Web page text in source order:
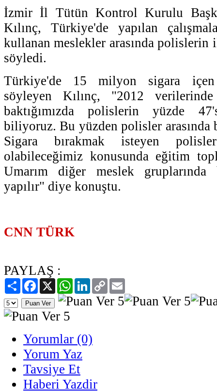
İzmir İl Tütün Kontrol Kurulu
Kılınç, Türkiye'de yapılan
kullanan meslekler arasında polislerin
söyledi.
Türkiye'de 15 milyon sigara içen
söyleyen Kılınç, "2012
baktığımızda polislerin yüzde
biliyoruz. Bu yüzden polisler arasında
Sigara bırakmak isteyen
olabileceğimiz konusunda eğitim
Umarım diğer meslek gruplarında
yapılır" diye konuştu.
CNN TÜRK
PAYLAŞ :
PaylaşFacebook
X WhatsAppLinkedIn
Copy
Link
Yorumlar (0)
Yorum Yaz
Tavsiye Et
Haberi Yazdir